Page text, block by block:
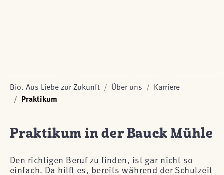
Bio. Aus Liebe zur Zukunft Über uns
Karriere
Praktikum
Praktikum in der Bauck Mühle
Den richtigen Beruf zu finden, ist gar nicht so
einfach. Da hilft es, bereits während der Schulzeit